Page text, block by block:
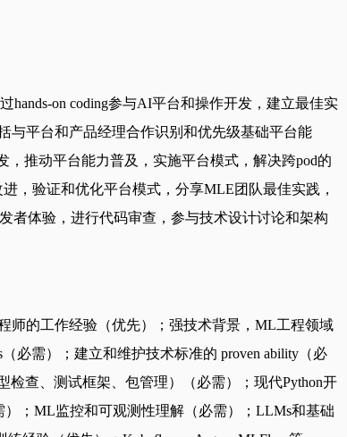
hands-on coding参与AI平台和操作开发，建立最佳实
与平台和产品经理合作识别和优先级基础平台能
推动平台能力普及，实施平台模式，解决跨pod的
，验证和优化平台模式，分享MLE团队最佳实践，
者体验，进行代码审查，参与技术设计讨论和架构
师的工作经验（优先）；强技术背景，ML工程领域
必需）；建立和维护技术标准的 proven ability（必
查、测试框架、包管理）（必需）；现代Python开
；ML监控和可观测性理解（必需）；LLMs和基础